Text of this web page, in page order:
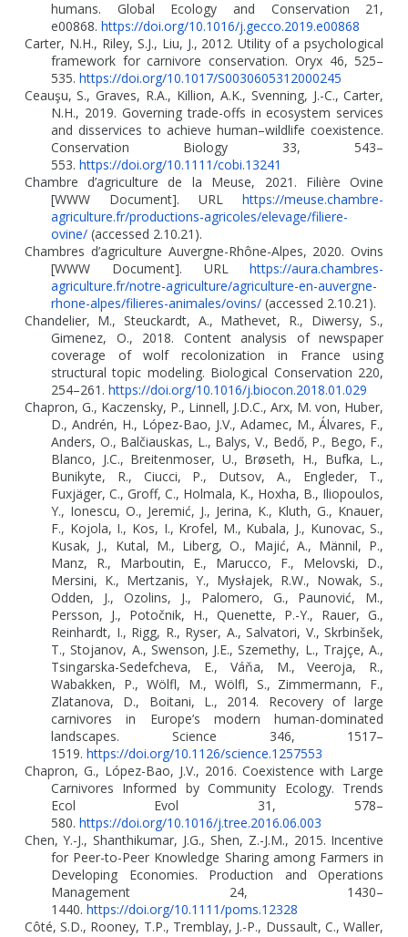
humans. Global Ecology and Conservation 21,
e00868. https://doi.org/10.1016/j.gecco.2019.e00868
Carter, N.H., Riley, S.J., Liu, J., 2012. Utility of a psychological
framework for carnivore conservation. Oryx 46, 525–
535. https://doi.org/10.1017/S0030605312000245
Ceauşu, S., Graves, R.A., Killion, A.K., Svenning, J.-C., Carter,
N.H., 2019. Governing trade-offs in ecosystem services
and disservices to achieve human–wildlife coexistence.
Conservation Biology 33, 543–
553. https://doi.org/10.1111/cobi.13241
Chambre d’agriculture de la Meuse, 2021. Filière Ovine
[WWW Document]. URL
https://meuse.chambre-
agriculture.fr/productions-agricoles/elevage/filiere-
ovine/(accessed 2.10.21).
Chambres d’agriculture Auvergne-Rhône-Alpes, 2020. Ovins
[WWW Document]. URL
https://aura.chambres-
agriculture.fr/notre-agriculture/agriculture-en-auvergne-
rhone-alpes/filieres-animales/ovins/(accessed 2.10.21).
Chandelier, M., Steuckardt, A., Mathevet, R., Diwersy, S.,
Gimenez, O., 2018. Content analysis of newspaper
coverage of wolf recolonization in France using
structural topic modeling. Biological Conservation 220,
254–261. https://doi.org/10.1016/j.biocon.2018.01.029
Chapron, G., Kaczensky, P., Linnell, J.D.C., Arx, M. von, Huber,
D., Andrén, H., López-Bao, J.V., Adamec, M., Álvares, F.,
Anders, O., Balčiauskas, L., Balys, V., Bedő, P., Bego, F.,
Blanco, J.C., Breitenmoser, U., Brøseth, H., Bufka, L.,
Bunikyte, R., Ciucci, P., Dutsov, A., Engleder, T.,
Fuxjäger, C., Groff, C., Holmala, K., Hoxha, B., Iliopoulos,
Y., Ionescu, O., Jeremić, J., Jerina, K., Kluth, G., Knauer,
F., Kojola, I., Kos, I., Krofel, M., Kubala, J., Kunovac, S.,
Kusak, J., Kutal, M., Liberg, O., Majić, A., Männil, P.,
Manz, R., Marboutin, E., Marucco, F., Melovski, D.,
Mersini, K., Mertzanis, Y., Mysłajek, R.W., Nowak, S.,
Odden, J., Ozolins, J., Palomero, G., Paunović, M.,
Persson, J., Potočnik, H., Quenette, P.-Y., Rauer, G.,
Reinhardt, I., Rigg, R., Ryser, A., Salvatori, V., Skrbinšek,
T., Stojanov, A., Swenson, J.E., Szemethy, L., Trajçe, A.,
Tsingarska-Sedefcheva, E., Váňa, M., Veeroja, R.,
Wabakken, P., Wölfl, M., Wölfl, S., Zimmermann, F.,
Zlatanova, D., Boitani, L., 2014. Recovery of large
carnivores in Europe’s modern human-dominated
landscapes. Science 346, 1517–
1519. https://doi.org/10.1126/science.1257553
Chapron, G., López-Bao, J.V., 2016. Coexistence with Large
Carnivores Informed by Community Ecology. Trends
Ecol Evol 31, 578–
580. https://doi.org/10.1016/j.tree.2016.06.003
Chen, Y.-J., Shanthikumar, J.G., Shen, Z.-J.M., 2015. Incentive
for Peer-to-Peer Knowledge Sharing among Farmers in
Developing Economies. Production and Operations
Management 24, 1430–
1440. https://doi.org/10.1111/poms.12328
Côté, S.D., Rooney, T.P., Tremblay, J.-P., Dussault, C., Waller,